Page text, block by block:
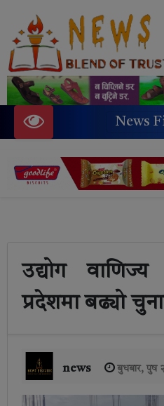
News
उद्योग
प्रदेशमा बढ्यो
news बुधबार, पुष